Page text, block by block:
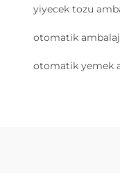
yiyecek tozu
otomatik
otomatik yemek